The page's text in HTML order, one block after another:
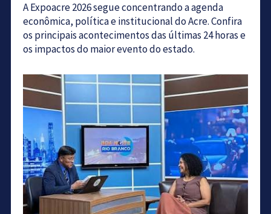
A Expoacre 2026 segue concentrando a agenda
econômica, política e institucional do Acre. Confira
os principais acontecimentos das últimas 24 horas e
os impactos do maior evento do estado.